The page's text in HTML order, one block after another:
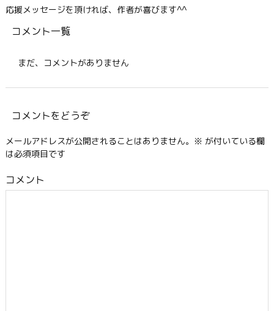
応援メッセージを頂ければ、作者が喜びます^^
コメント一覧
まだ、コメントがありません
コメントをどうぞ
メールアドレスが公開されることはありません。 ※ が付いている欄
は必須項目です
コメント